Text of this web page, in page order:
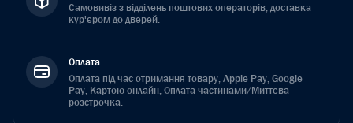
Самовивіз з відділень поштових операторів, доставка
кур'єром до дверей.
Оплата:
Оплата під час отримання товару, Apple Pay, Google
Pay, Картою онлайн, Оплата частинами/Миттєва
розстрочка.